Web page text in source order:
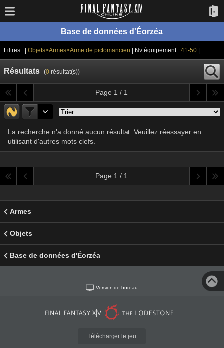
Base de données d'Éorzéa
Filtres : | Objets>Armes>Arme de pictomancien | Nv équipement :41-50
Résultats (0résultat(s))
Page 1 / 1
La recherche n'a donné aucun résultat. Veuillez réessayer en
utilisant d'autres mots clefs.
Page 1 / 1
Armes
Objets
Base de données d'Éorzéa
Version de bureau
Télécharger le jeu